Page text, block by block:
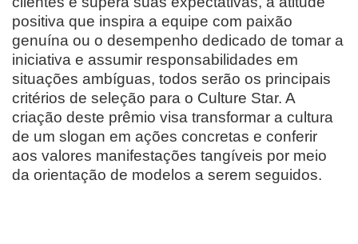
positiva que inspira a equipe com paixão
genuína ou o desempenho dedicado de tomar a
iniciativa e assumir responsabilidades em
situações ambíguas, todos serão os principais
critérios de seleção para o Culture Star. A
criação deste prêmio visa transformar a cultura
de um slogan em ações concretas e conferir
aos valores manifestações tangíveis por meio
da orientação de modelos a serem seguidos.